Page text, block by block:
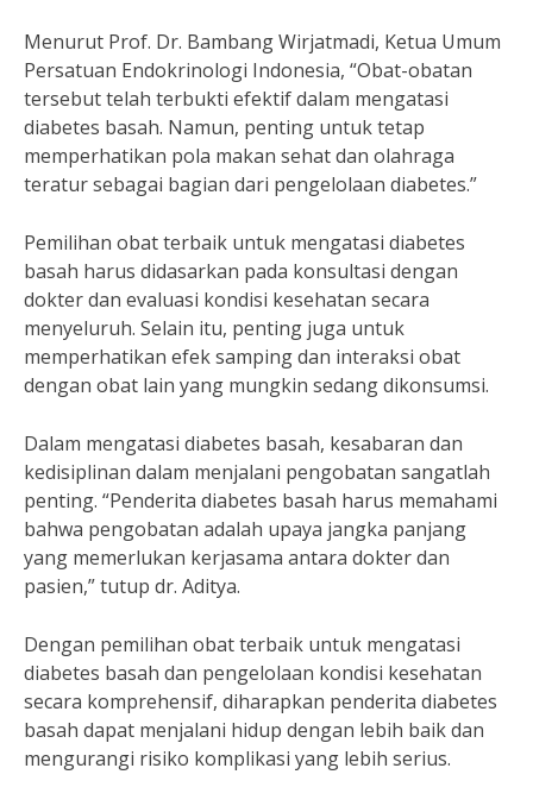
Menurut Prof. Dr. Bambang Wirjatmadi, Ketua Umum
Persatuan Endokrinologi Indonesia, “Obat-obatan
tersebut telah terbukti efektif dalam mengatasi
diabetes basah. Namun, penting untuk tetap
memperhatikan pola makan sehat dan olahraga
teratur sebagai bagian dari pengelolaan diabetes.”
Pemilihan obat terbaik untuk mengatasi diabetes
basah harus didasarkan pada konsultasi dengan
dokter dan evaluasi kondisi kesehatan secara
menyeluruh. Selain itu, penting juga untuk
memperhatikan efek samping dan interaksi obat
dengan obat lain yang mungkin sedang dikonsumsi.
Dalam mengatasi diabetes basah, kesabaran dan
kedisiplinan dalam menjalani pengobatan sangatlah
penting. “Penderita diabetes basah harus memahami
bahwa pengobatan adalah upaya jangka panjang
yang memerlukan kerjasama antara dokter dan
pasien,” tutup dr. Aditya.
Dengan pemilihan obat terbaik untuk mengatasi
diabetes basah dan pengelolaan kondisi kesehatan
secara komprehensif, diharapkan penderita diabetes
basah dapat menjalani hidup dengan lebih baik dan
mengurangi risiko komplikasi yang lebih serius.